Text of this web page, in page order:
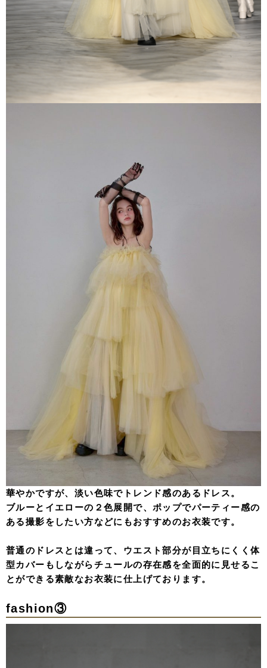
華やかですが、淡い色味でトレンド感のあるドレス。
ブルーとイエローの２色展開で、ポップでパーティー感の
ある撮影をしたい方などにもおすすめのお衣装です。
普通のドレスとは違って、ウエスト部分が目立ちにくく体
型カバーもしながらチュールの存在感を全面的に見せるこ
とができる素敵なお衣装に仕上げております。
fashion③